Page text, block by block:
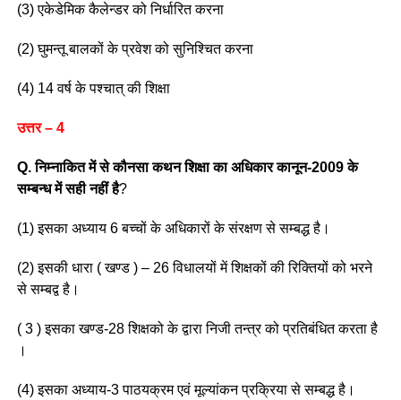
(3) एकेडेमिक कैलेन्डर को निर्धारित करना
(2) घुमन्तू बालकों के प्रवेश को सुनिश्चित करना
(4) 14 वर्ष के पश्चात् की शिक्षा
उत्तर – 4
Q. निम्नाकित में से कौनसा कथन शिक्षा का अधिकार कानून-2009 के
सम्बन्ध में सही नहीं है?
(1) इसका अध्याय 6 बच्चों के अधिकारों के संरक्षण से सम्बद्ध है।
(2) इसकी धारा ( खण्ड ) – 26 विधालयों में शिक्षकों की रिक्तियों को भरने
से सम्बद्व है।
( 3 ) इसका खण्ड-28 शिक्षको के द्वारा निजी तन्त्र को प्रतिबंधित करता है
।
(4) इसका अध्याय-3 पाठयक्रम एवं मूल्यांकन प्रक्रिया से सम्बद्ध है।